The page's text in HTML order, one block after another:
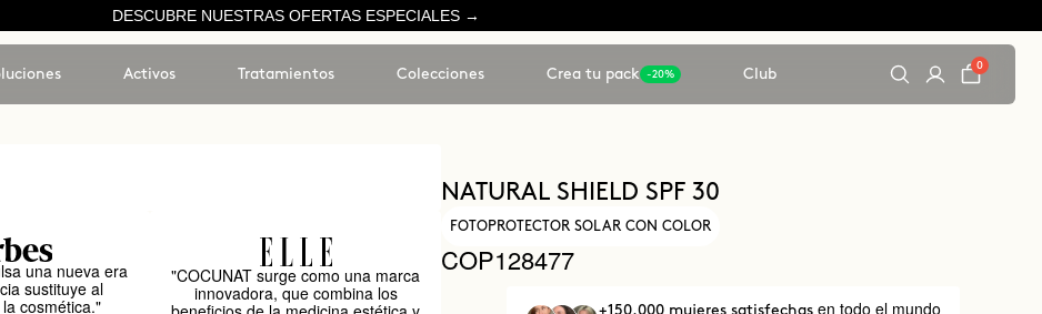
DESCUBRE NUESTRAS OFERTAS ESPECIALES →
Activos Tratamientos Colecciones Crea tu pack -20% Club
0
una nueva era
sustituye al
cosmética."
"COCUNAT surge como una marca
innovadora, que combina los
NATURAL SHIELD SPF 30
FOTOPROTECTOR SOLAR CON COLOR
COP128477
+150.000 mujeres satisfechas en todo el mundo